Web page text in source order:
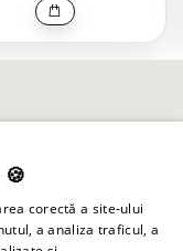
corectă a site-ului
a analiza traficul, a